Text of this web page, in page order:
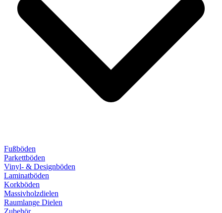
Fußböden
Parkettböden
Vinyl- & Designböden
Laminatböden
Korkböden
Massivholzdielen
Raumlange Dielen